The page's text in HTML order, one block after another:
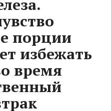
порции
избежать
время